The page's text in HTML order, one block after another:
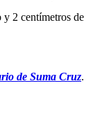
y 2 centímetros de
de Suma Cruz.